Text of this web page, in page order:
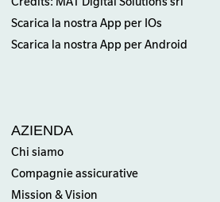
Scarica la nostra App per IOs
Scarica la nostra App per Android
AZIENDA
Chi siamo
Compagnie assicurative
Mission & Vision